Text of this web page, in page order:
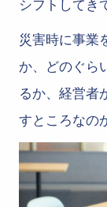
シフトしてき
災害時に事業
か、どのぐら
るか、経営者
すところなの